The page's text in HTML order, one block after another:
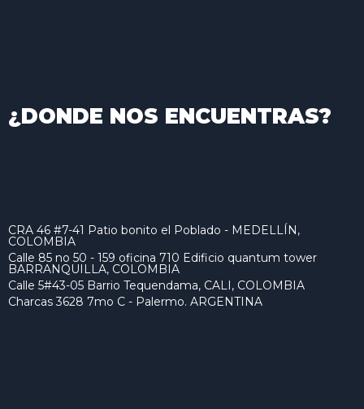
¿DONDE NOS ENCUENTRAS?
CRA 46 #7-41 Patio bonito el Poblado - MEDELLÍN,
COLOMBIA
Calle 85 no 50 - 159 oficina 710 Edificio quantum tower
BARRANQUILLA, COLOMBIA
Calle 5#43-05 Barrio Tequendama, CALI, COLOMBIA
Charcas 3628 7mo C - Palermo. ARGENTINA